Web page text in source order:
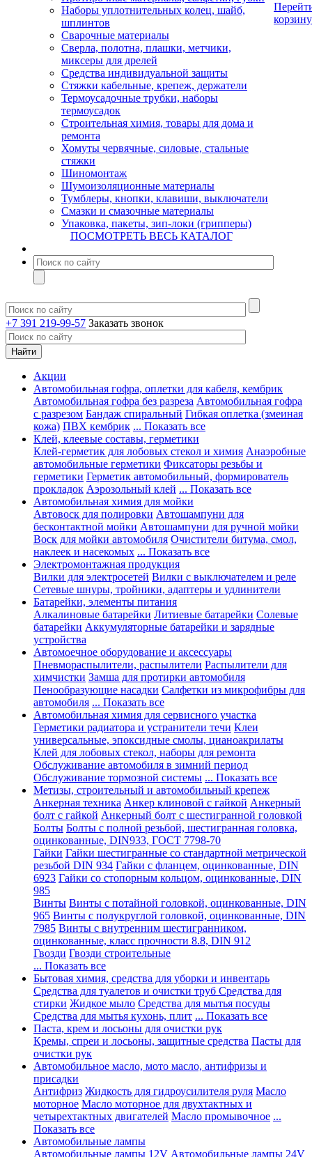
Наборы уплотнительных колец, шайб,
шплинтов
Сварочные материалы
Сверла, полотна, плашки, метчики,
миксеры для дрелей
Средства индивидуальной защиты
Стяжки кабельные, крепеж, держатели
Термоусадочные трубки, наборы
термоусадок
Строительная химия, товары для дома и
ремонта
Хомуты червячные, силовые, стальные
стяжки
Шиномонтаж
Шумоизоляционные материалы
Тумблеры, кнопки, клавиши, выключатели
Смазки и смазочные материалы
Упаковка, пакеты, зип-локи (грипперы)
ПОСМОТРЕТЬ ВЕСЬ КАТАЛОГ
+7 391 219-99-57 Заказать звонок
корзину
Акции
Автомобильная гофра, оплетки для кабеля, кембрик
Автомобильная гофра без разреза Автомобильная гофра
с разрезом Бандаж спиральный Гибкая оплетка (змеиная
кожа) ПВХ кембрик ... Показать все
Клей, клеевые составы, герметики
Клей-герметик для лобовых стекол и химия Анаэробные
автомобильные герметики Фиксаторы резьбы и
герметики Герметик автомобильный, формирователь
прокладок Аэрозольный клей ... Показать все
Автомобильная химия для мойки
Автовоск для полировки Автошампуни для
бесконтактной мойки Автошампуни для ручной мойки
Воск для мойки автомобиля Очистители битума, смол,
наклеек и насекомых ... Показать все
Электромонтажная продукция
Вилки для электросетей Вилки с выключателем и реле
Сетевые шнуры, тройники, адаптеры и удлинители
Батарейки, элементы питания
Алкалиновые батарейки Литиевые батарейки Солевые
батарейки Аккумуляторные батарейки и зарядные
устройства
Автомоечное оборудование и аксессуары
Пневмораспылители, распылители Распылители для
химчистки Замша для протирки автомобиля
Пенообразующие насадки Салфетки из микрофибры для
автомобиля ... Показать все
Автомобильная химия для сервисного участка
Герметики радиатора и устранители течи Клеи
универсальные, эпоксидные смолы, цианоакрилаты
Клей для лобовых стекол, наборы для ремонта
Обслуживание автомобиля в зимний период
Обслуживание тормозной системы ... Показать все
Метизы, строительный и автомобильный крепеж
Анкерная техника Анкер клиновой с гайкой Анкерный
болт с гайкой Анкерный болт с шестигранной головкой
Болты Болты с полной резьбой, шестигранная головка,
оцинкованные, DIN933, ГОСТ 7798-70
Гайки Гайки шестигранные со стандартной метрической
резьбой DIN 934 Гайки с фланцем, оцинкованные, DIN
6923 Гайки со стопорным кольцом, оцинкованные, DIN
985
Винты Винты с потайной головкой, оцинкованные, DIN
965 Винты с полукруглой головкой, оцинкованные, DIN
7985 Винты с внутренним шестигранником,
оцинкованные, класс прочности 8.8, DIN 912
Гвозди Гвозди строительные
... Показать все
Бытовая химия, средства для уборки и инвентарь
Средства для туалетов и очистки труб Средства для
стирки Жидкое мыло Средства для мытья посуды
Средства для мытья кухонь, плит ... Показать все
Паста, крем и лосьоны для очистки рук
Кремы, спреи и лосьоны, защитные средства Пасты для
очистки рук
Автомобильное масло, мото масло, антифризы и
присадки
Антифриз Жидкость для гидроусилителя руля Масло
моторное Масло моторное для двухтактных и
четырехтактных двигателей Масло промывочное ...
Показать все
Автомобильные лампы
Автомобильные лампы 12V Автомобильные лампы 24V